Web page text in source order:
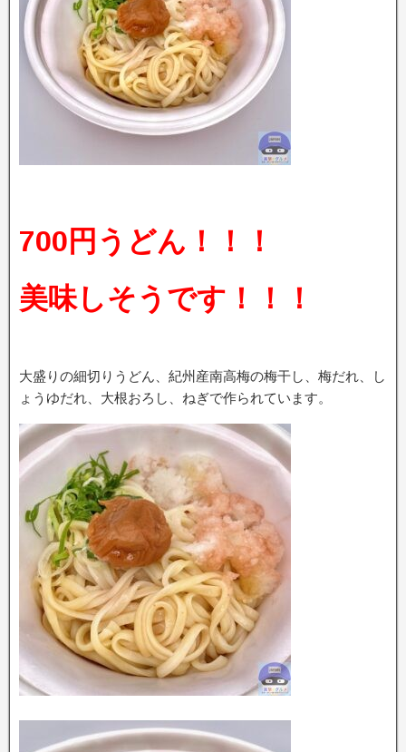
700円うどん！！！
美味しそうです！！！
大盛りの細切りうどん、紀州産南高梅の梅干し、梅だれ、し
ょうゆだれ、大根おろし、ねぎで作られています。